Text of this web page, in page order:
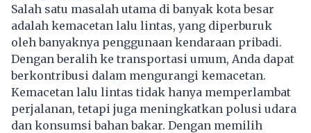
Salah satu masalah utama di banyak kota besar
adalah kemacetan lalu lintas, yang diperburuk
oleh banyaknya penggunaan kendaraan pribadi.
Dengan beralih ke transportasi umum, Anda dapat
berkontribusi dalam mengurangi kemacetan.
Kemacetan lalu lintas tidak hanya memperlambat
perjalanan, tetapi juga meningkatkan polusi udara
dan konsumsi bahan bakar. Dengan memilih